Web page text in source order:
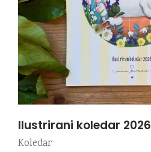
Ilustrirani koledar 2026
Koledar